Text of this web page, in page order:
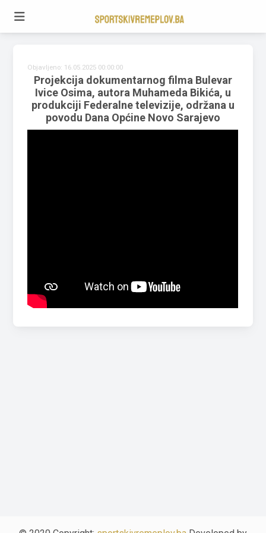
Objavljeno: 16.05.2025 00:00:00
Projekcija dokumentarnog filma Bulevar
Ivice Osima, autora Muhameda Bikića, u
produkciji Federalne televizije, održana u
povodu Dana Općine Novo Sarajevo